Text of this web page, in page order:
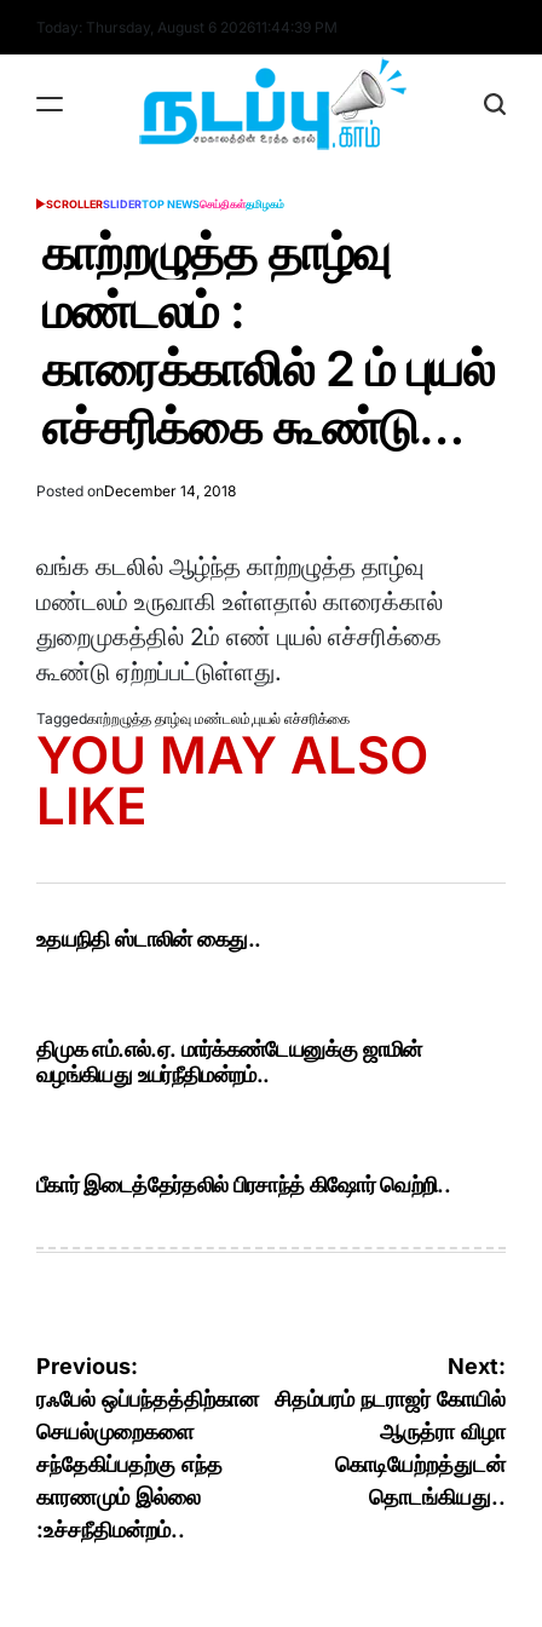
Today: Thursday, August 6 202611:44:40 PM
POSTED
SCROLLERSLIDERTOP NEWSசெய்திகள்தமிழகம்
காற்றழுத்த தாழ்வு
மண்டலம் :
காரைக்காலில் 2 ம் புயல்
எச்சரிக்கை கூண்டு…
Posted onDecember 14, 2018
வங்க கடலில் ஆழ்ந்த காற்றழுத்த தாழ்வு
மண்டலம் உருவாகி உள்ளதால் காரைக்கால்
துறைமுகத்தில் 2ம் எண் புயல் எச்சரிக்கை
கூண்டு ஏற்றப்பட்டுள்ளது.
Taggedகாற்றழுத்த தாழ்வு மண்டலம்,புயல் எச்சரிக்கை
YOU MAY ALSO
LIKE
உதயநிதி ஸ்டாலின் கைது..
திமுக எம்.எல்.ஏ. மார்க்கண்டேயனுக்கு ஜாமின்
வழங்கியது உயர்நீதிமன்றம்..
பீகார் இடைத்தேர்தலில் பிரசாந்த் கிஷோர் வெற்றி..
Post
navigation
Previous:
ரஃபேல் ஒப்பந்தத்திற்கான
செயல்முறைகளை
சந்தேகிப்பதற்கு எந்த
காரணமும் இல்லை
:உச்சநீதிமன்றம்..
Next:
சிதம்பரம் நடராஜர் கோயில்
ஆருத்ரா விழா
கொடியேற்றத்துடன்
தொடங்கியது..